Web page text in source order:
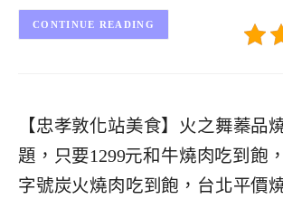
CONTINUE READING
【忠孝敦化站美食】火之舞蓁品
題，只要1299元和牛燒肉吃到飽
字號炭火燒肉吃到飽，台北平價